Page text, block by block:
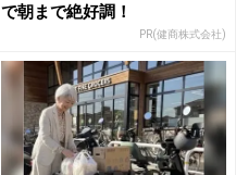
で朝まで絶好調！
PR(健商株式会社)